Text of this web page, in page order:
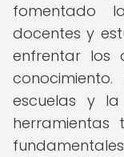
fomentado
docentes y
enfrentar los
escuelas y
herramientas